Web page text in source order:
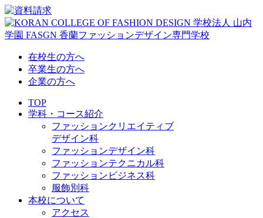
在校生の方へ
卒業生の方へ
企業の方へ
TOP
学科・コース紹介
ファッションクリエイティブ
デザイン科
ファッションデザイン科
ファッションテクニカル科
ファッションビジネス科
服飾別科
本校について
アクセス